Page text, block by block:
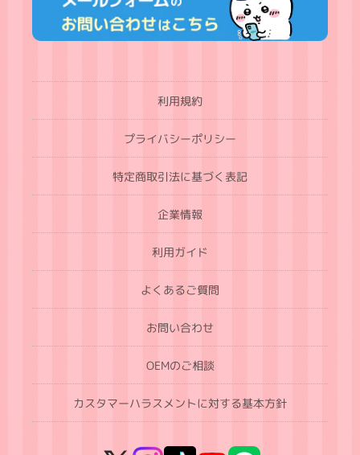
利用規約
プライバシーポリシー
特定商取引法に基づく表記
企業情報
利用ガイド
よくあるご質問
お問い合わせ
OEMのご相談
カスタマーハラスメントに対する基本方針